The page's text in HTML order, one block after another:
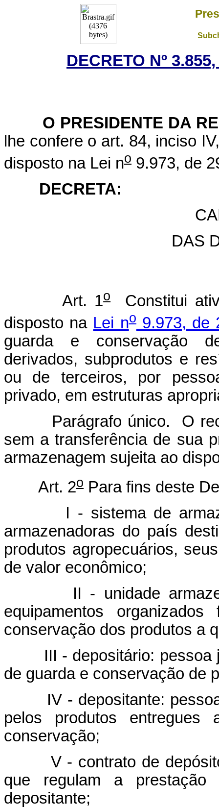
DECRETO Nº
O PRESIDENTE DA
lhe confere o art. 84, inciso
disposto na Lei no 9.973, de
DECRETA:
DAS
Art. 1oConstitui
disposto na Lei no9.973, de
guarda e conservação
derivados, subprodutos e
ou de terceiros, por
privado, em estruturas
Parágrafo único. O
sem a transferência de sua
armazenagem sujeita ao
Art. 2o Para fins deste
I - sistema de
armazenadoras do país
produtos agropecuários,
de valor econômico;
II - unidade
equipamentos
conservação dos produtos a
III - depositário: pessoa
de guarda e conservação de
IV - depositante: pessoa
pelos produtos
conservação;
V - contrato de depósito:
que regulam a
depositante;